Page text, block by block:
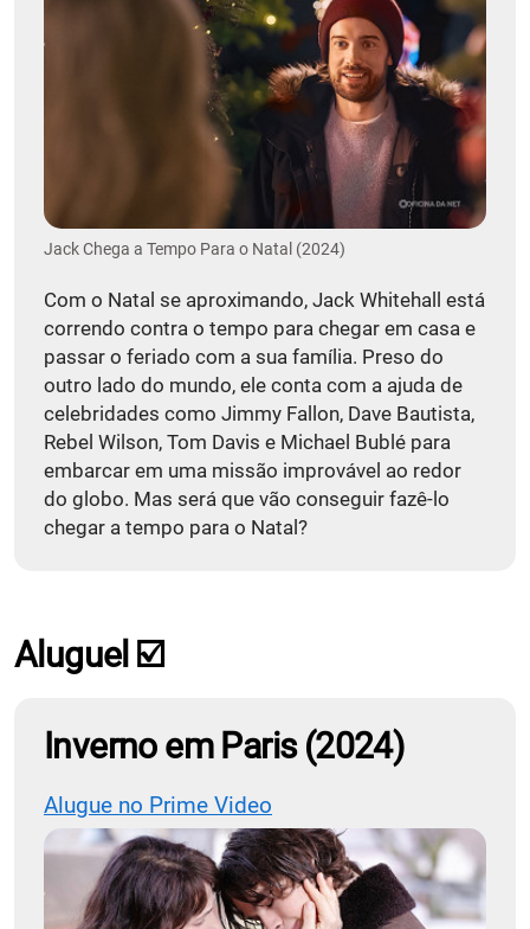
Jack Chega a Tempo Para o Natal (2024)
Com o Natal se aproximando, Jack Whitehall está
correndo contra o tempo para chegar em casa e
passar o feriado com a sua família. Preso do
outro lado do mundo, ele conta com a ajuda de
celebridades como Jimmy Fallon, Dave Bautista,
Rebel Wilson, Tom Davis e Michael Bublé para
embarcar em uma missão improvável ao redor
do globo. Mas será que vão conseguir fazê-lo
chegar a tempo para o Natal?
Aluguel ☑️
Inverno em Paris (2024)
Alugue no Prime Video